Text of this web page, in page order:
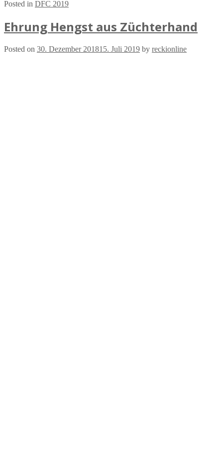
Posted in DFC 2019
Ehrung Hengst aus Züchterhand
Posted on 30. Dezember 201815. Juli 2019 by reckionline